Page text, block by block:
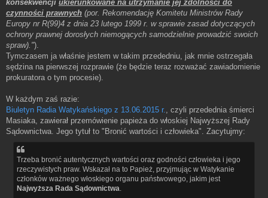
konsekwencji ukierunkowane na utrzymanie jej zdolności do
czynności prawnych (por. Rekomendację Komitetu Ministrów Rady
Europy nr R(99)4 z dnia 23 lutego 1999 r. w sprawie zasad dotyczących
ochrony prawnej dorosłych niemogących samodzielnie prowadzić swoich
spraw).").
Tymczasem ja właśnie jestem w takim przededniu, jak mnie ostrzegała
sędzina na pierwszej rozprawie (że będzie teraz rozważać zawiadomienie
prokuratora o tym procesie).
W każdym zaś razie:
Biuletyn Radia Watykańskiego z 13.06.2015 r.
, czyli przedednia śmierci
Masiaka, zawierał przemówienie papieża do włoskiej Najwyższej Rady
Sądownictwa. Jego tytuł to "Bronić wartości i człowieka". Zacytujmy:
Trzeba bronić autentycznych wartości oraz godności człowieka i jego
rzeczywistych praw. Wskazał na to Papież, przyjmując w Watykanie
członków ważnego włoskiego organu państwowego, jakim jest
Najwyższa Rada Sądownictwa.